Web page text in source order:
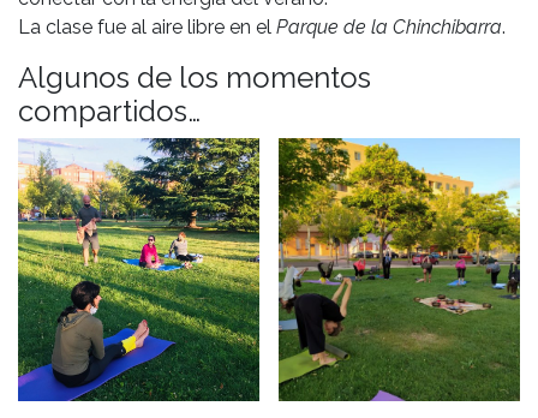
La clase fue al aire libre en el Parque de la Chinchibarra.
Algunos de los momentos
compartidos…